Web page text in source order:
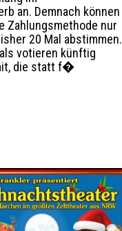
schönsten Zeit des
schönes
Live-Gesang im
Theaterzelt.
an. Demnach können
Zahlungsmethode nur
20 Mal abstimmen.
votieren künftig
die statt f�